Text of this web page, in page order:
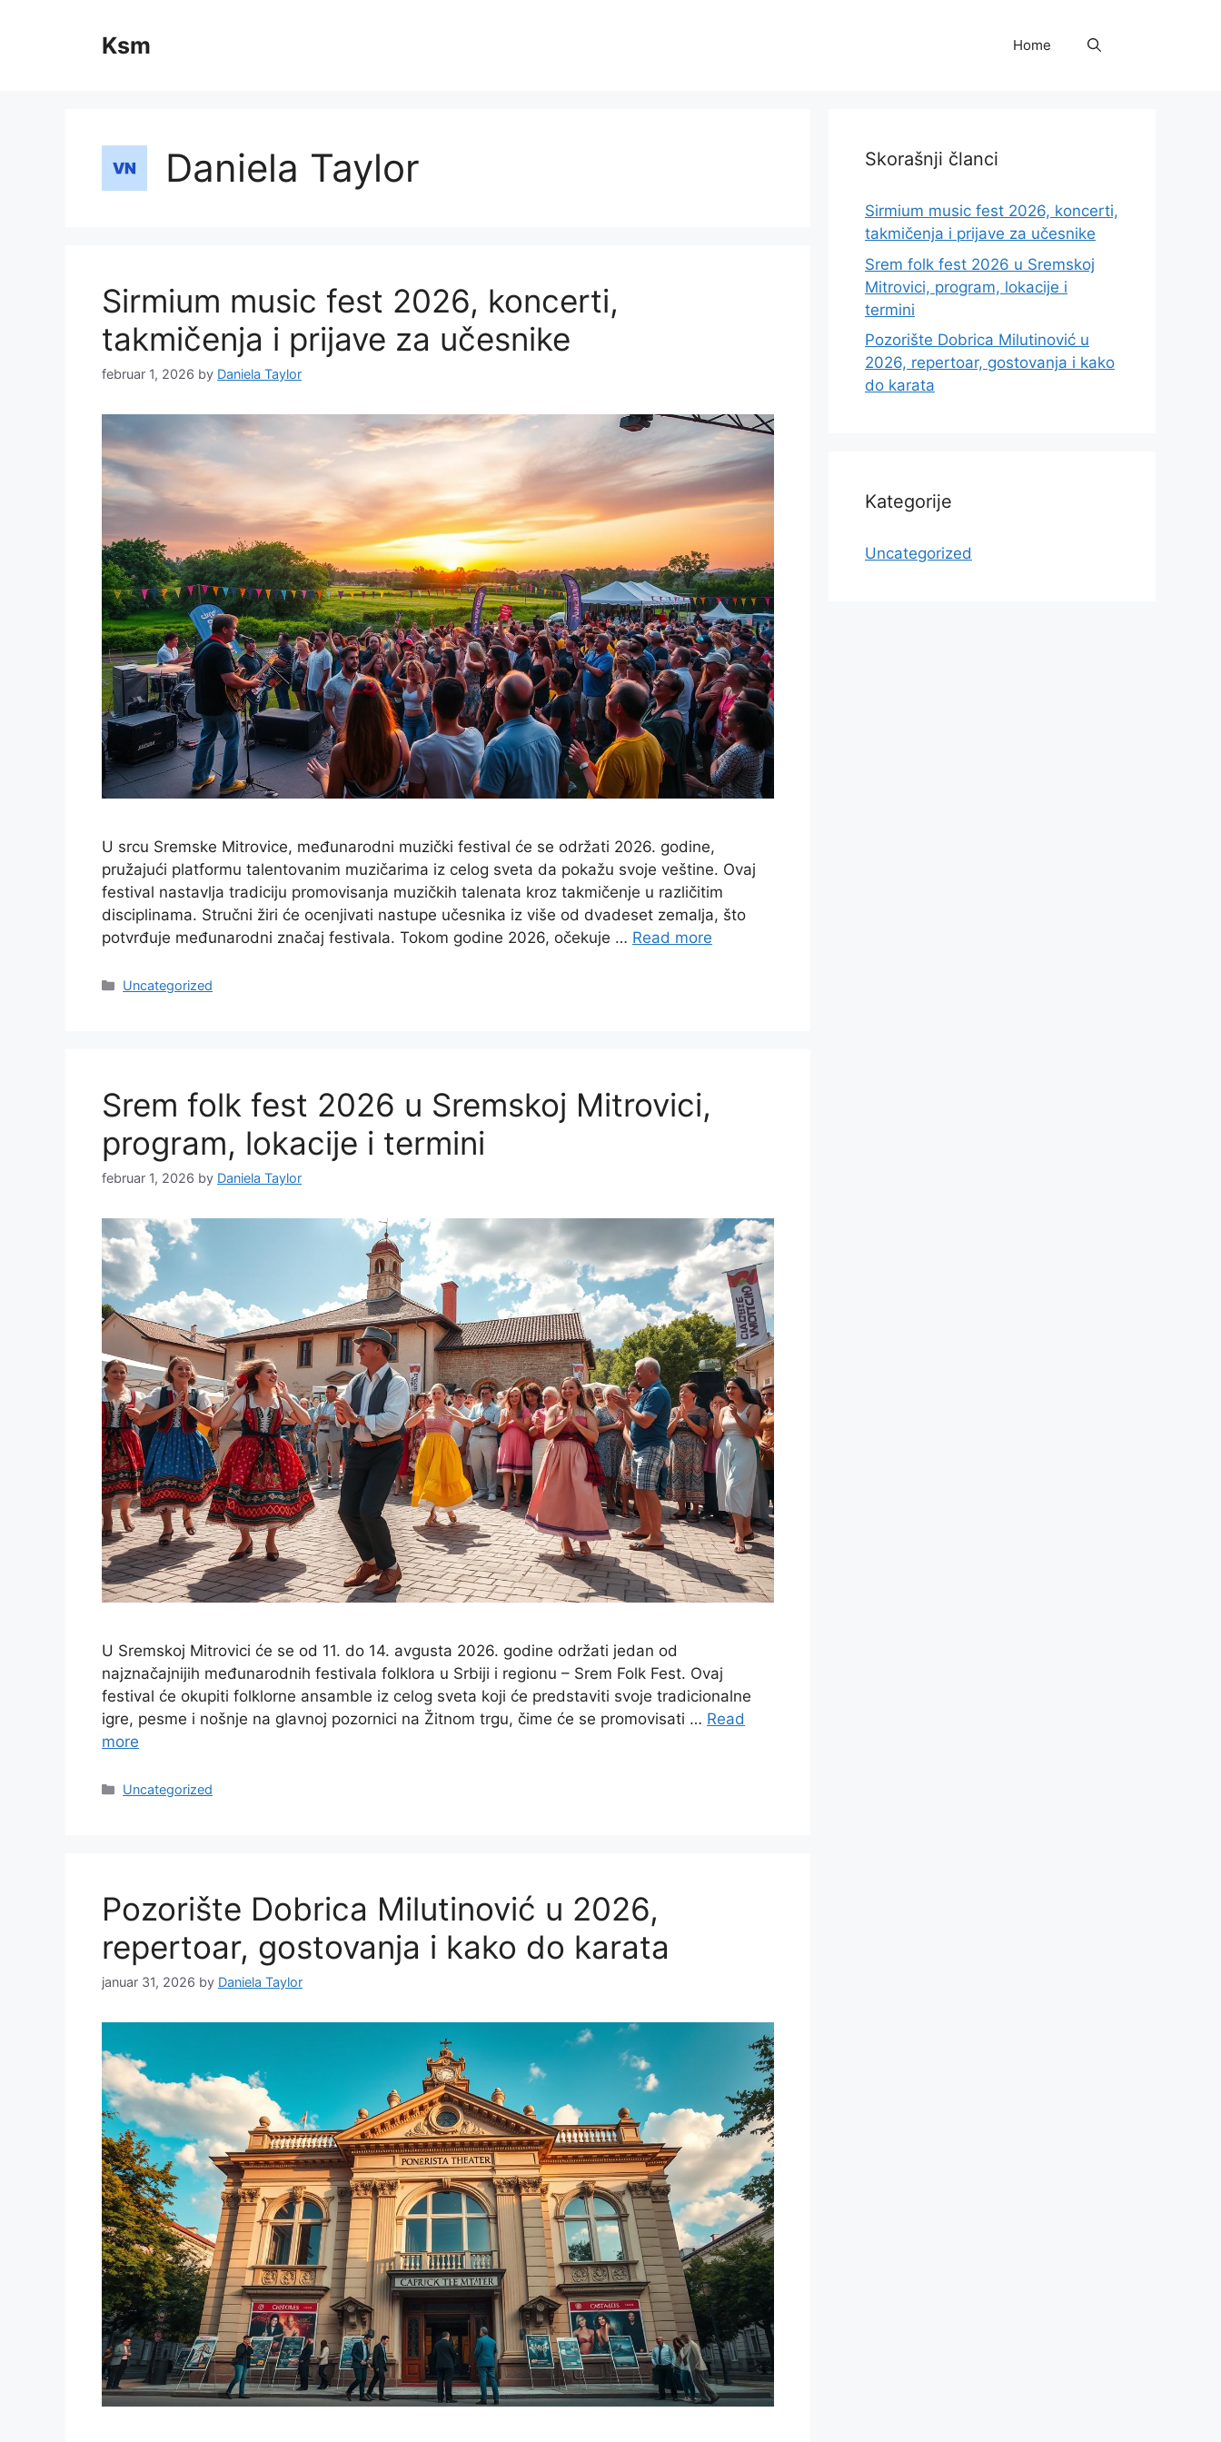
Ksm Home
Daniela Taylor
Sirmium music fest 2026, koncerti,
takmičenja i prijave za učesnike
februar 1, 2026 by Daniela Taylor
U srcu Sremske Mitrovice, međunarodni muzički festival će se održati 2026. godine,
pružajući platformu talentovanim muzičarima iz celog sveta da pokažu svoje veštine. Ovaj
festival nastavlja tradiciju promovisanja muzičkih talenata kroz takmičenje u različitim
disciplinama. Stručni žiri će ocenjivati nastupe učesnika iz više od dvadeset zemalja, što
potvrđuje međunarodni značaj festivala. Tokom godine 2026, očekuje … Read more
Categories
Uncategorized
Srem folk fest 2026 u Sremskoj Mitrovici,
program, lokacije i termini
februar 1, 2026 by Daniela Taylor
U Sremskoj Mitrovici će se od 11. do 14. avgusta 2026. godine održati jedan od
najznačajnijih međunarodnih festivala folklora u Srbiji i regionu – Srem Folk Fest. Ovaj
festival će okupiti folklorne ansamble iz celog sveta koji će predstaviti svoje tradicionalne
igre, pesme i nošnje na glavnoj pozornici na Žitnom trgu, čime će se promovisati … Read
more
Categories
Uncategorized
Pozorište Dobrica Milutinović u 2026,
repertoar, gostovanja i kako do karata
januar 31, 2026 by Daniela Taylor
Skorašnji članci
Sirmium music fest 2026, koncerti,
takmičenja i prijave za učesnike
Srem folk fest 2026 u Sremskoj
Mitrovici, program, lokacije i
termini
Pozorište Dobrica Milutinović u
2026, repertoar, gostovanja i kako
do karata
Kategorije
Uncategorized